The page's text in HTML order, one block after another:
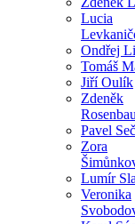
Lucia
Ondřej
Tomáš
Jiří Oulík
Zdeněk
Pavel
Zora
Lumír
Veronika